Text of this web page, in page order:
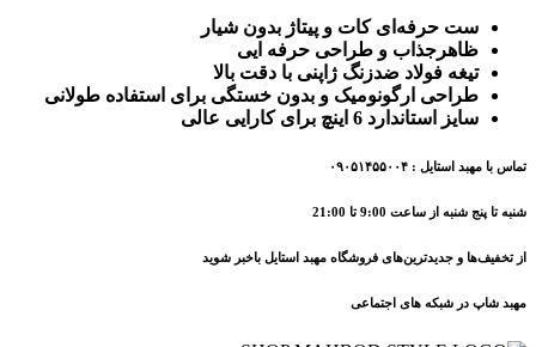
ست حرفه‌ای کات و پیتاژ بدون شیار
ظاهرجذاب و طراحی حرفه ایی
تیغه فولاد ضدزنگ ژاپنی با دقت بالا
طراحی ارگونومیک و بدون خستگی برای استفاده طولانی
سایز استاندارد 6 اینچ برای کارایی عالی
تماس با مهبد استایل : ۰۹۰۵۱۴۵۵۰۰۴
شنبه تا پنج شنبه از ساعت 9:00 تا 21:00
از تخفیف‌ها و جدیدترین‌های فروشگاه مهبد استایل باخبر شوید
مهبد شاپ در شبکه های اجتماعی